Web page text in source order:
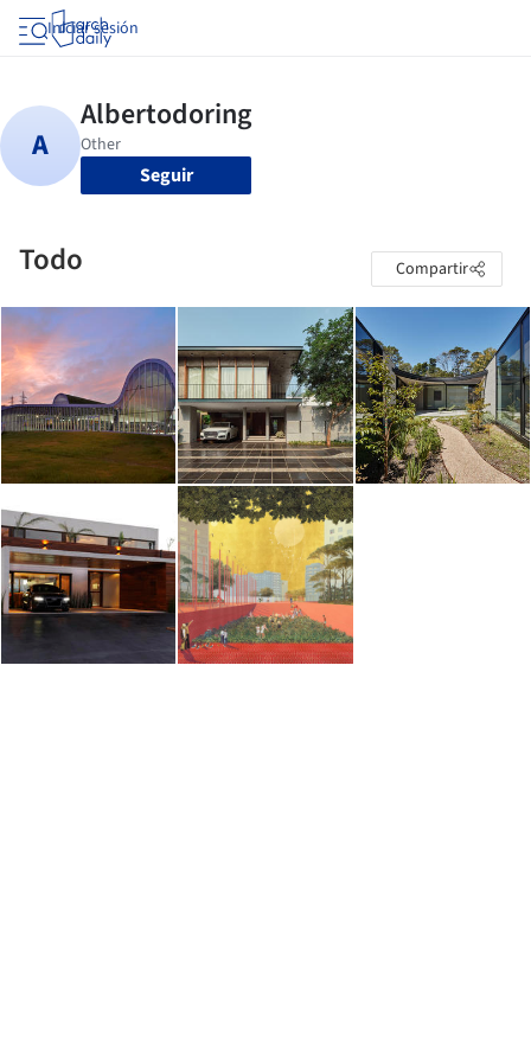
Iniciar sesión
Seguir
Todo Compartir